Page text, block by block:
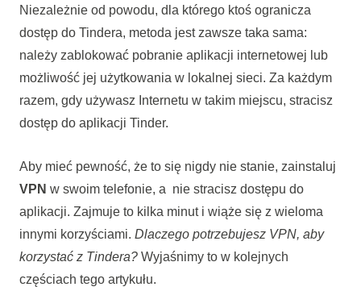
Niezależnie od powodu, dla którego ktoś ogranicza
dostęp do Tindera, metoda jest zawsze taka sama:
należy zablokować pobranie aplikacji internetowej lub
możliwość jej użytkowania w lokalnej sieci. Za każdym
razem, gdy używasz Internetu w takim miejscu, stracisz
dostęp do aplikacji Tinder.
Aby mieć pewność, że to się nigdy nie stanie, zainstaluj
VPN w swoim telefonie, a nie stracisz dostępu do
aplikacji. Zajmuje to kilka minut i wiąże się z wieloma
innymi korzyściami. Dlaczego potrzebujesz VPN, aby
korzystać z Tindera?Wyjaśnimy to w kolejnych
częściach tego artykułu.